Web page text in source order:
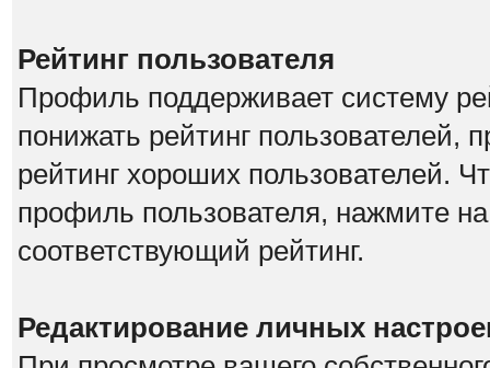
Рейтинг пользователя
Профиль поддерживает систему
понижать рейтинг
рейтинг хороших пользователей.
профиль пользователя, нажмите
соответствующий рейтинг.
Редактирование личных